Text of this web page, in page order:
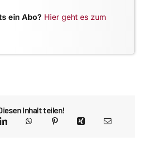
ein Abo? Hier geht es zum
Inhalt teilen!